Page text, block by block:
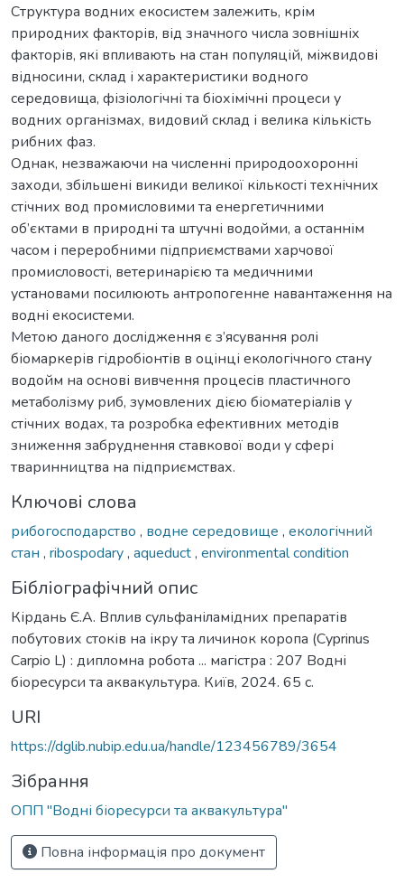
Структура водних екосистем залежить, крім
природних факторів, від значного числа зовнішніх
факторів, які впливають на стан популяцій, міжвидові
відносини, склад і характеристики водного
середовища, фізіологічні та біохімічні процеси у
водних організмах, видовий склад і велика кількість
рибних фаз.
Однак, незважаючи на численні природоохоронні
заходи, збільшені викиди великої кількості технічних
стічних вод промисловими та енергетичними
об’єктами в природні та штучні водойми, а останнім
часом і переробними підприємствами харчової
промисловості, ветеринарією та медичними
установами посилюють антропогенне навантаження на
водні екосистеми.
Метою даного дослідження є з’ясування ролі
біомаркерів гідробіонтів в оцінці екологічного стану
водойм на основі вивчення процесів пластичного
метаболізму риб, зумовлених дією біоматеріалів у
стічних водах, та розробка ефективних методів
зниження забруднення ставкової води у сфері
тваринництва на підприємствах.
Ключові слова
рибогосподарство , водне середовище , екологічний
стан , ribospodary, aqueduct, environmental condition
Бібліографічний опис
Кірдань Є.А. Вплив сульфаніламідних препаратів
побутових стоків на ікру та личинок коропа (Cyprinus
Carpio L) : дипломна робота ... магістра : 207 Водні
біоресурси та аквакультура. Київ, 2024. 65 с.
URI
https://dglib.nubip.edu.ua/handle/123456789/3654
Зібрання
ОПП "Водні біоресурси та аквакультура"
Повна інформація про документ